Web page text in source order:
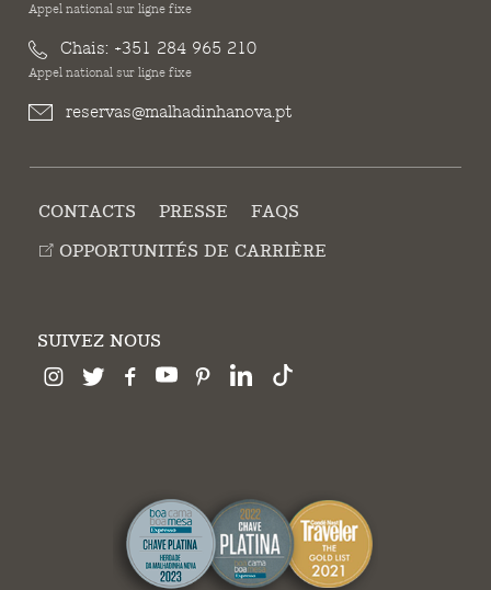
Appel national sur ligne fixe
Chais: +351 284 965 210
Appel national sur ligne fixe
reservas@malhadinhanova.pt
CONTACTS PRESSE
FAQS
OPPORTUNITÉS DE CARRIÈRE
SUIVEZ NOUS